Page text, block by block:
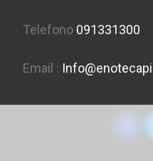
Telefono 091331300
Email :